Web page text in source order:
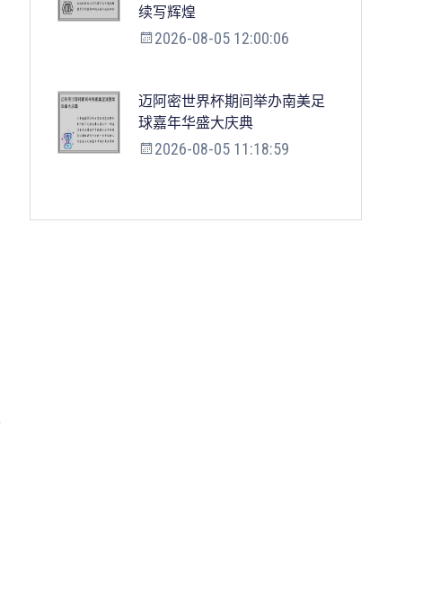
续写辉煌
2026-08-05 12:00:06
迈阿密世界杯期间举办南美足
球嘉年华盛大庆典
2026-08-05 11:18:59